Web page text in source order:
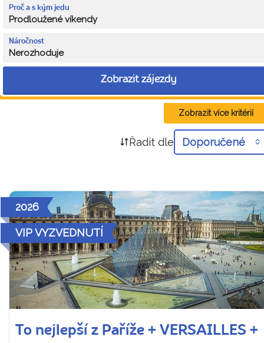
Proč a s kým jedu
Prodloužené víkendy
Náročnost
Nerozhoduje
Zobrazit zájezdy
Zobrazit více kritérií
Řadit dle Doporučené
2026
VIP VYZVEDNUTÍ
To nejlepší z Paříže + VERSAILLES +